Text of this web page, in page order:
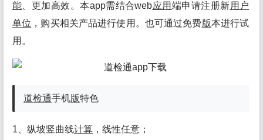
能 、更加高效。本app需结合web应用 端申请注册新用户
单位 ，购买相关产品进行使用。也可通过免费版本进行试
用。
道检通手机版特色
1、纵坡竖曲线计算 ，线性任意；